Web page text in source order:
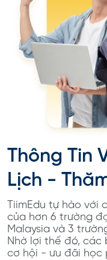
Thông Tin
Lịch -
TiimEdu tự hào với
của hơn 6 trường
Malaysia và 3
Nhờ lợi thế đó, các
cơ hội - ưu đãi học